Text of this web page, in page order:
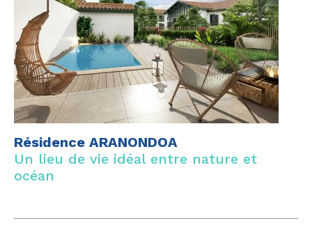
Résidence ARANONDOA
Un lieu de vie idéal entre nature et
océan